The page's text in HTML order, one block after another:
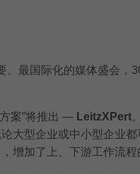
、最国际化的媒体盛会
案”将推出 — LeitzXPert
大型企业或中小型企业
增加了上、下游工作流程